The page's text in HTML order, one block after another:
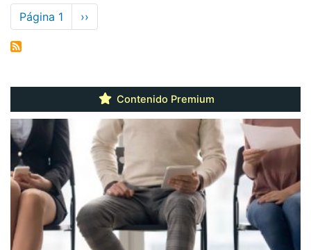
Paginación
Página 1
Siguiente
página
››
Contenido Premium